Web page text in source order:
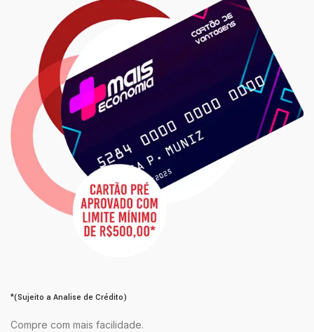
*(Sujeito a Analise de Crédito)
Compre com mais facilidade.